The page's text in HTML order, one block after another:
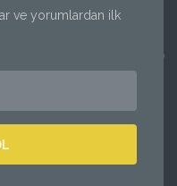
ve yorumlardan ilk